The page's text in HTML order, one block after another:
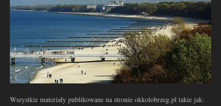
Wszystkie materiały publikowane na stronie okkolobrzeg.pl takie jak: